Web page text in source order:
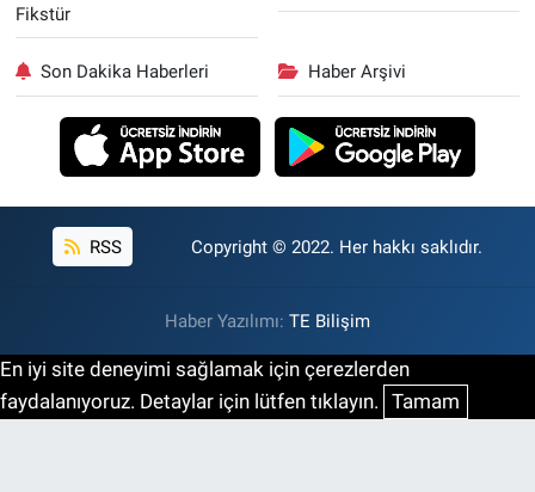
Fikstür
Son Dakika Haberleri Haber Arşivi
RSS Copyright © 2022. Her hakkı saklıdır.
Haber Yazılımı: TE Bilişim
En iyi site deneyimi sağlamak için çerezlerden
faydalanıyoruz. Detaylar için lütfen tıklayın. Tamam